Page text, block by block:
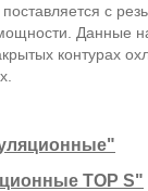
с
Данные
контурах
TOP S"